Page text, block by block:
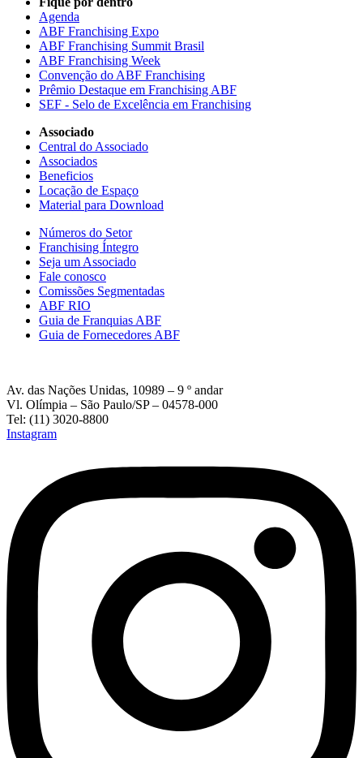
Agenda
ABF Franchising Expo
ABF Franchising Summit Brasil
ABF Franchising Week
Convenção do ABF Franchising
Prêmio Destaque em Franchising ABF
SEF - Selo de Excelência em Franchising
Associado
Central do Associado
Associados
Beneficios
Locação de Espaço
Material para Download
Números do Setor
Franchising Íntegro
Seja um Associado
Fale conosco
Comissões Segmentadas
ABF RIO
Guia de Franquias ABF
Guia de Fornecedores ABF
Av. das Nações Unidas, 10989 – 9 º andar
Vl. Olímpia – São Paulo/SP – 04578-000
Tel: (11) 3020-8800
Instagram